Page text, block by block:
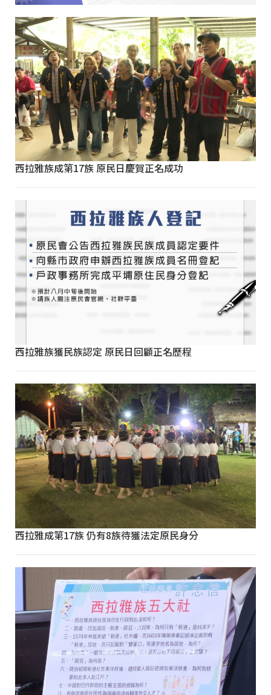
西拉雅族成第17族 原民日慶賀正名成功
西拉雅族獲民族認定 原民日回顧正名歷程
西拉雅成第17族 仍有8族待獲法定原民身分